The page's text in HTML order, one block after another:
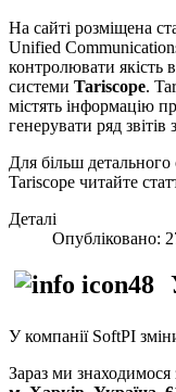
На сайті розміщена
Unified
контролювати якість
системи Tariscope.
містять інформацію
генерувати ряд
Для більш
Tariscope читайте
Деталі
Опубліковано:
У компанії SoftPI
Зараз ми знаходимося